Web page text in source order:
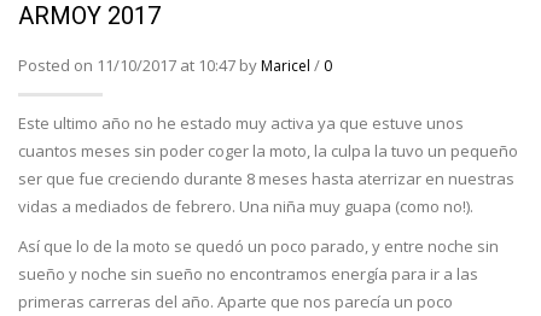
ARMOY 2017
Posted on 11/10/2017 at 10:47 byMaricel / 0
Este ultimo año no he estado muy activa ya que estuve unos
cuantos meses sin poder coger la moto, la culpa la tuvo un pequeño
ser que fue creciendo durante 8 meses hasta aterrizar en nuestras
vidas a mediados de febrero. Una niña muy guapa (como no!).
Así que lo de la moto se quedó un poco parado, y entre noche sin
sueño y noche sin sueño no encontramos energía para ir a las
primeras carreras del año. Aparte que nos parecía un poco